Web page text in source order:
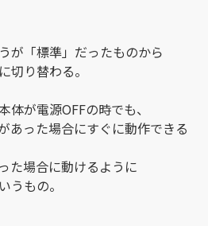
が「標準」だったものから
切り替わる。
体が電源OFFの時でも、
あった場合にすぐに動作できる
た場合に動けるように
うもの。